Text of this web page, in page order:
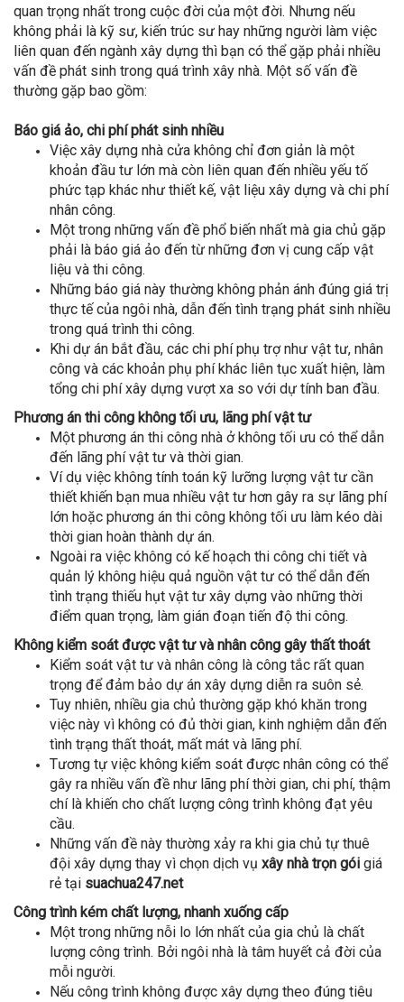
quan trọng nhất trong cuộc đời của một đời. Nhưng nếu
không phải là kỹ sư, kiến trúc sư hay những người làm việc
liên quan đến ngành xây dựng thì bạn có thể gặp phải nhiều
vấn đề phát sinh trong quá trình xây nhà. Một số vấn đề
thường gặp bao gồm:
Báo giá ảo, chi phí phát sinh nhiều
Việc xây dựng nhà cửa không chỉ đơn giản là một
khoản đầu tư lớn mà còn liên quan đến nhiều yếu tố
phức tạp khác như thiết kế, vật liệu xây dựng và chi phí
nhân công.
Một trong những vấn đề phổ biến nhất mà gia chủ gặp
phải là báo giá ảo đến từ những đơn vị cung cấp vật
liệu và thi công.
Những báo giá này thường không phản ánh đúng giá trị
thực tế của ngôi nhà, dẫn đến tình trạng phát sinh nhiều
trong quá trình thi công.
Khi dự án bắt đầu, các chi phí phụ trợ như vật tư, nhân
công và các khoản phụ phí khác liên tục xuất hiện, làm
tổng chi phí xây dựng vượt xa so với dự tính ban đầu.
Phương án thi công không tối ưu, lãng phí vật tư
Một phương án thi công nhà ở không tối ưu có thể dẫn
đến lãng phí vật tư và thời gian.
Ví dụ việc không tính toán kỹ lưỡng lượng vật tư cần
thiết khiến bạn mua nhiều vật tư hơn gây ra sự lãng phí
lớn hoặc phương án thi công không tối ưu làm kéo dài
thời gian hoàn thành dự án.
Ngoài ra việc không có kế hoạch thi công chi tiết và
quản lý không hiệu quả nguồn vật tư có thể dẫn đến
tình trạng thiếu hụt vật tư xây dựng vào những thời
điểm quan trọng, làm gián đoạn tiến độ thi công.
Không kiểm soát được vật tư và nhân công gây thất thoát
Kiểm soát vật tư và nhân công là công tắc rất quan
trọng để đảm bảo dự án xây dựng diễn ra suôn sẻ.
Tuy nhiên, nhiều gia chủ thường gặp khó khăn trong
việc này vì không có đủ thời gian, kinh nghiệm dẫn đến
tình trạng thất thoát, mất mát và lãng phí.
Tương tự việc không kiểm soát được nhân công có thể
gây ra nhiều vấn đề như lãng phí thời gian, chi phí, thậm
chí là khiến cho chất lượng công trình không đạt yêu
cầu.
Những vấn đề này thường xảy ra khi gia chủ tự thuê
đội xây dựng thay vì chọn dịch vụ xây nhà trọn gói giá
rẻ tại suachua247.net
Công trình kém chất lượng, nhanh xuống cấp
Một trong những nỗi lo lớn nhất của gia chủ là chất
lượng công trình. Bởi ngôi nhà là tâm huyết cả đời của
mỗi người.
Nếu công trình không được xây dựng theo đúng tiêu